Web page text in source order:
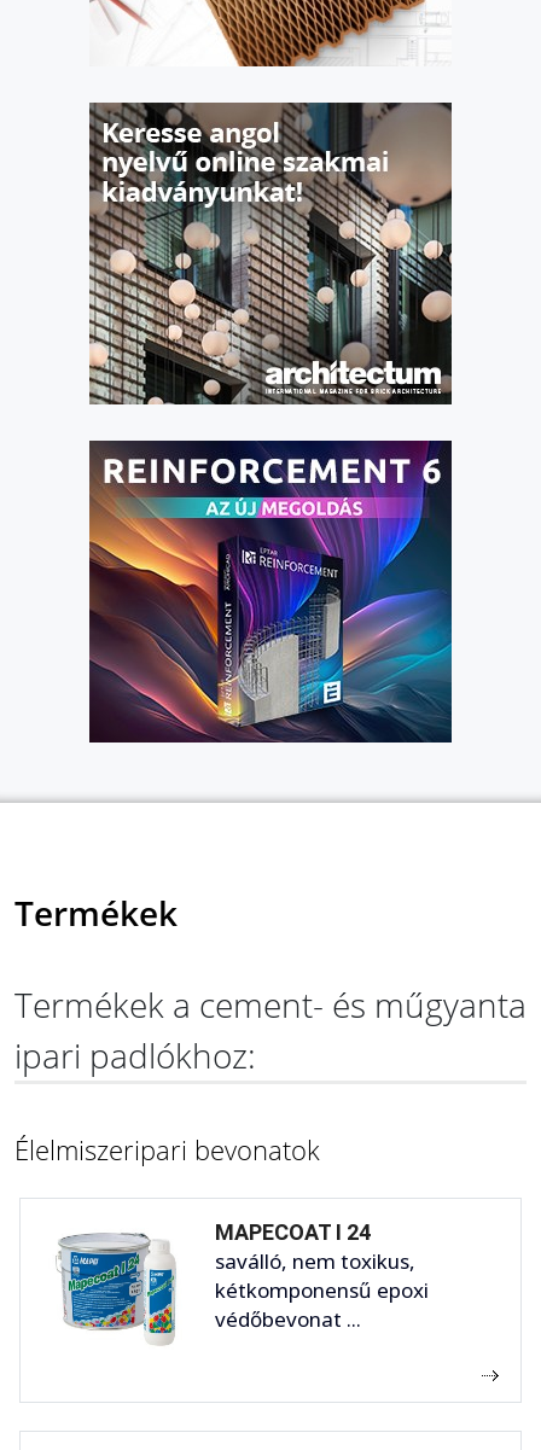
Termékek
Termékek a cement- és műgyanta
ipari padlókhoz:
Élelmiszeripari bevonatok
MAPECOAT I 24
saválló, nem toxikus,
kétkomponensű epoxi
védőbevonat ...